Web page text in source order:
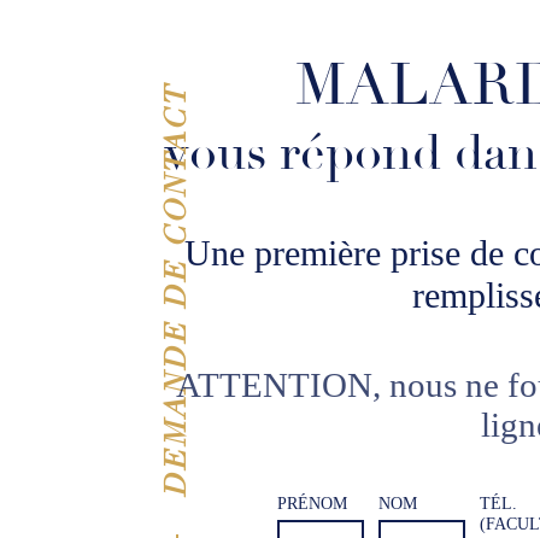
DEMANDE DE CONTACT
vous répond
Une première prise de
ATTENTION, nous ne
PRÉNOM NOM
TÉL.